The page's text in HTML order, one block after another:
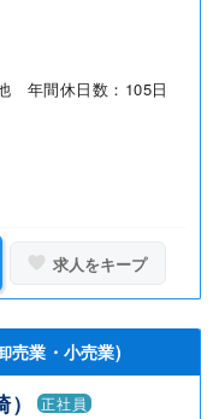
年間休日数：105日
求人をキープ
業・小売業)
正社員